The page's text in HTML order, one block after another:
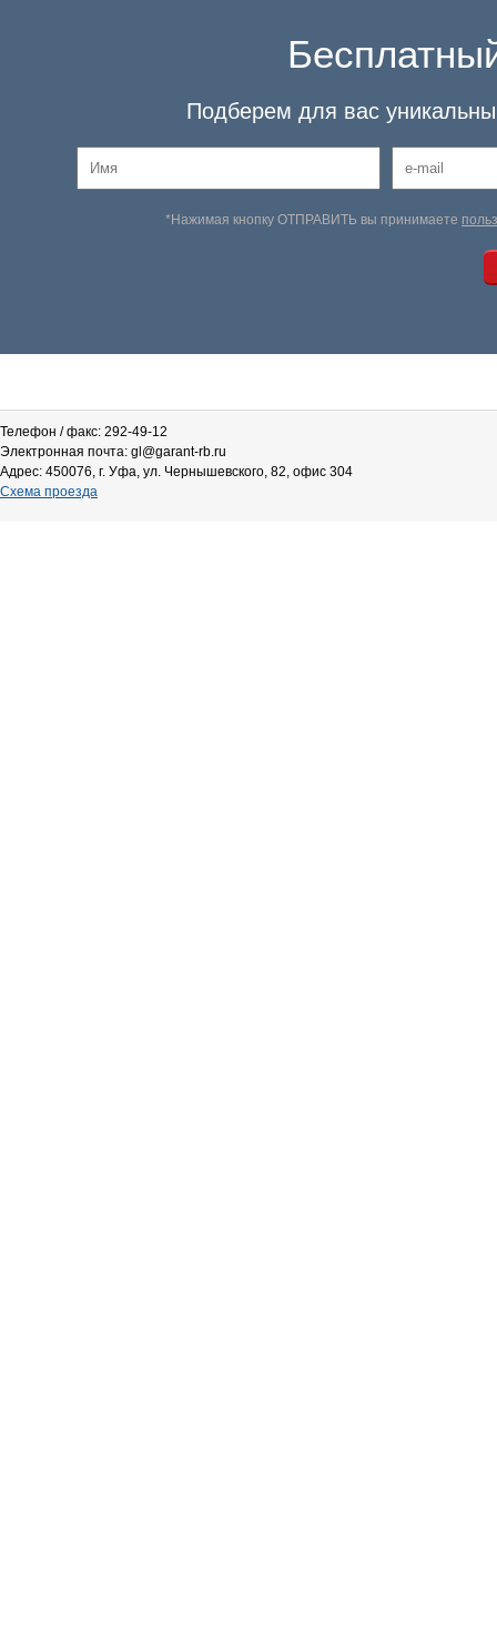
Подберем для вас
*Нажимая кнопку ОТПРАВИТЬ вы принимаете
Телефон / факс: 292-49-12
Электронная почта: gl@garant-rb.ru
Адрес: 450076, г. Уфа, ул. Чернышевского, 82, офис 304
Схема проезда